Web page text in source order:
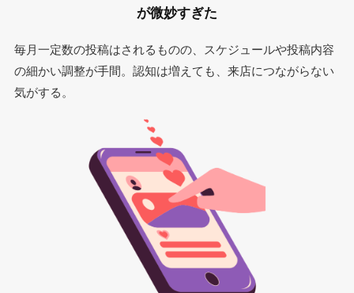
が微妙すぎた
毎月一定数の投稿はされるものの、スケジュールや投稿内容
の細かい調整が手間。認知は増えても、来店につながらない
気がする。